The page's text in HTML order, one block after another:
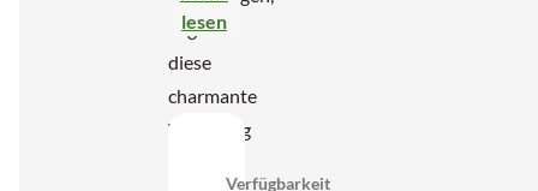
liegt
diese
charmante
Wohnung
lesen
Verfügbarkeit